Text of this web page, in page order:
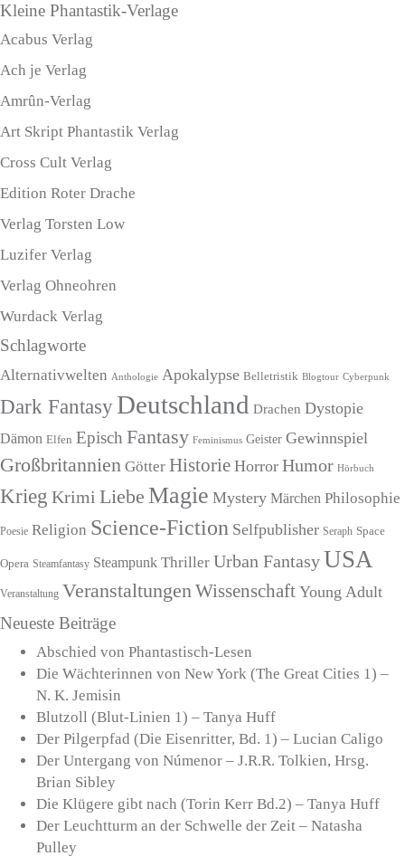
Kleine Phantastik-Verlage
Acabus Verlag
Ach je Verlag
Amrûn-Verlag
Art Skript Phantastik Verlag
Cross Cult Verlag
Edition Roter Drache
Verlag Torsten Low
Luzifer Verlag
Verlag Ohneohren
Wurdack Verlag
Schlagworte
Alternativwelten Anthologie Apokalypse Belletristik Blogtour Cyberpunk
Dark FantasyDeutschland Drachen Dystopie
Dämon Elfen Episch Fantasy Feminismus Geister Gewinnspiel
Großbritannien Götter Historie Horror Humor Hörbuch
Krieg Krimi Liebe Magie Mystery Märchen Philosophie
Poesie Religion Science-Fiction Selfpublisher Seraph Space
Opera Steamfantasy Steampunk Thriller Urban FantasyUSA
Veranstaltung VeranstaltungenWissenschaft Young Adult
Neueste Beiträge
Abschied von Phantastisch-Lesen
Die Wächterinnen von New York (The Great Cities 1) –
N. K. Jemisin
Blutzoll (Blut-Linien 1) – Tanya Huff
Der Pilgerpfad (Die Eisenritter, Bd. 1) – Lucian Caligo
Der Untergang von Númenor – J.R.R. Tolkien, Hrsg.
Brian Sibley
Die Klügere gibt nach (Torin Kerr Bd.2) – Tanya Huff
Der Leuchtturm an der Schwelle der Zeit – Natasha
Pulley